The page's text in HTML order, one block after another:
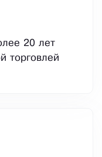
20 лет
торговлей